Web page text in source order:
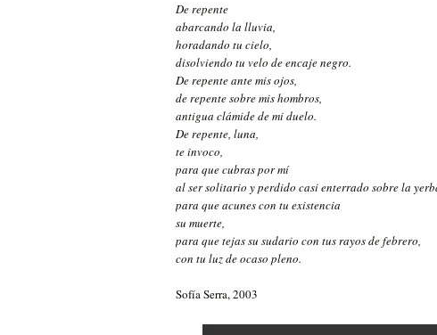
De repente
abarcando la lluvia,
horadando tu cielo,
disolviendo tu velo de encaje negro.
De repente ante mis ojos,
de repente sobre mis hombros,
antigua clámide de mi duelo.
De repente, luna,
te invoco,
para que cubras por mí
al ser solitario y perdido casi enterrado sobre la
para que acunes con tu existencia
su muerte,
para que tejas su sudario con tus rayos de febrero,
con tu luz de ocaso pleno.
Sofía Serra, 2003